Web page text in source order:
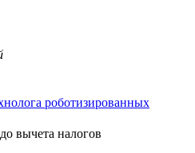
роботизированных
до вычета налогов